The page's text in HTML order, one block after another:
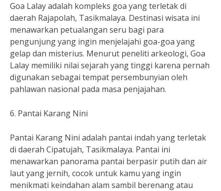
Goa Lalay adalah kompleks goa yang terletak di
daerah Rajapolah, Tasikmalaya. Destinasi wisata ini
menawarkan petualangan seru bagi para
pengunjung yang ingin menjelajahi goa-goa yang
gelap dan misterius. Menurut peneliti arkeologi, Goa
Lalay memiliki nilai sejarah yang tinggi karena pernah
digunakan sebagai tempat persembunyian oleh
pahlawan nasional pada masa penjajahan.
6. Pantai Karang Nini
Pantai Karang Nini adalah pantai indah yang terletak
di daerah Cipatujah, Tasikmalaya. Pantai ini
menawarkan panorama pantai berpasir putih dan air
laut yang jernih, cocok untuk kamu yang ingin
menikmati keindahan alam sambil berenang atau